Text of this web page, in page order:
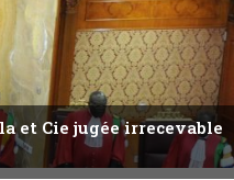
et Cie jugée irrecevable